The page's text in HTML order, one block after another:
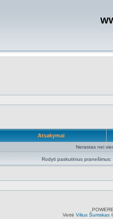
Atsakymai
Nerastas nei
Rodyti paskutinius pranešimus:
Vertė Vilius Šumskas